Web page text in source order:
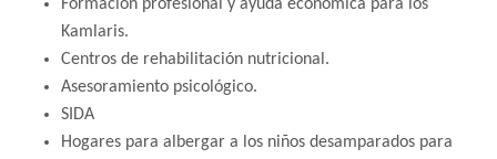
Formación profesional y ayuda económica para los
Kamlaris.
Centros de rehabilitación nutricional.
Asesoramiento psicológico.
SIDA
Hogares para albergar a los niños desamparados para